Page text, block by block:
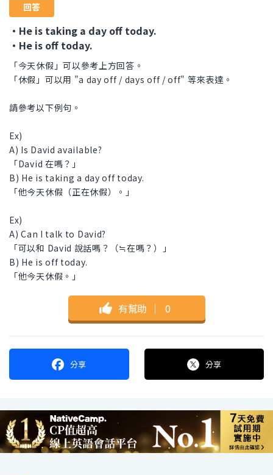
回答
・He is taking a day off today.
・He is off today.
「今天休假」可以參考上方回答。
「休假」可以用 "a day off / days off / off" 等來表達。
請參考以下例句。
Ex)
A) Is David available?
「David 在嗎？」
B) He is taking a day off today.
「他今天休假（正在休假）。」
Ex)
A) Can I talk to David?
「可以和 David 說話嗎？（≒在嗎？）」
B) He is off today.
「他今天休假。」
有幫助 ｜ 0
分享 分享